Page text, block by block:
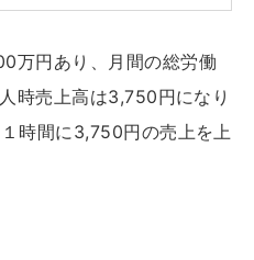
万円あり、月間の総労働
時売上高は3,750円になり
時間に3,750円の売上を上